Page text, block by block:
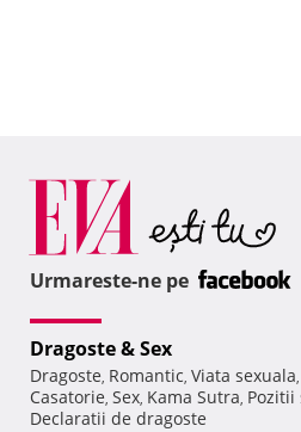
Urmareste-ne pe
Dragoste & Sex
Dragoste, Romantic, Viata sexuala,
Casatorie, Sex, Kama Sutra, Pozitii
Declaratii de dragoste